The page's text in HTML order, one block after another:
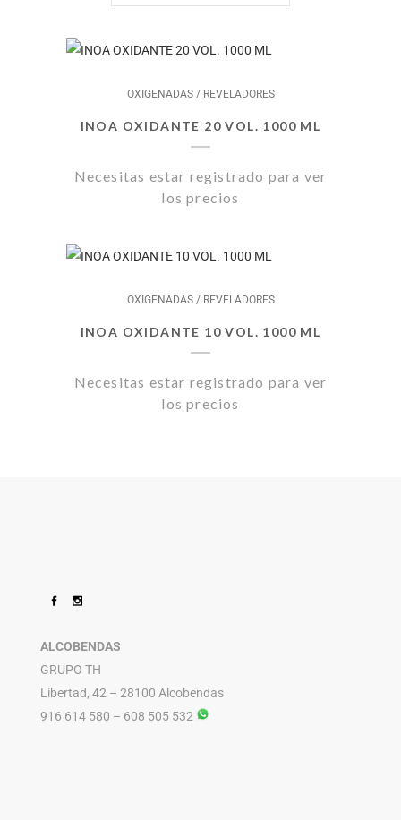
OXIGENADAS / REVELADORES
INOA OXIDANTE 20 VOL. 1000 ML
Necesitas estar registrado para ver
los precios
OXIGENADAS / REVELADORES
INOA OXIDANTE 10 VOL. 1000 ML
Necesitas estar registrado para ver
los precios
ALCOBENDAS
GRUPO TH
Libertad, 42 – 28100 Alcobendas
916 614 580 – 608 505 532